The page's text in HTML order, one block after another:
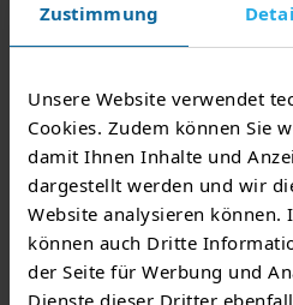
Zustimmung
Unsere Website verwendet
Cookies. Zudem können Sie
damit Ihnen Inhalte und
dargestellt werden und wir
Website analysieren können.
können auch Dritte
der Seite für Werbung und
Dienste dieser Dritter
die TEN Thüringer
sowie Verträge mit
wettbewerblichen
durch den
Bitte wenden Sie sich bei
Elektrizitätsnetzes ab
Thüringer Energienetze